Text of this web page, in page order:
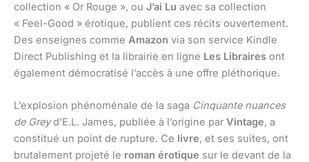
collection « Or Rouge », ou J’ai Lu avec sa collection
« Feel-Good » érotique, publient ces récits ouvertement.
Des enseignes comme Amazon via son service Kindle
Direct Publishing et la librairie en ligne Les Libraires ont
également démocratisé l’accès à une offre pléthorique.
L’explosion phénoménale de la saga Cinquante nuances
de Greyd’E.L. James, publiée à l’origine par Vintage, a
constitué un point de rupture. Ce livre, et ses suites, ont
brutalement projeté le roman érotique sur le devant de la